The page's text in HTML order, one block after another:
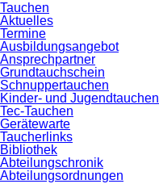
Tauchen
Aktuelles
Termine
Ausbildungsangebot
Ansprechpartner
Grundtauchschein
Schnuppertauchen
Kinder- und Jugendtauchen
Tec-Tauchen
Gerätewarte
Taucherlinks
Bibliothek
Abteilungschronik
Abteilungsordnungen